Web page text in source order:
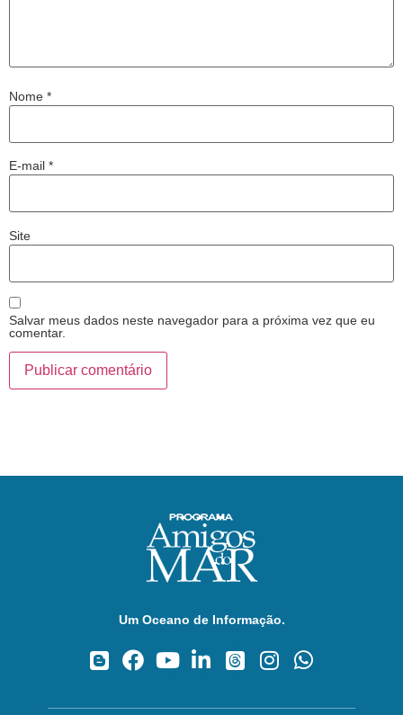
Nome *
E-mail *
Site
Salvar meus dados neste navegador para a próxima vez que eu
comentar.
Um Oceano de Informação.